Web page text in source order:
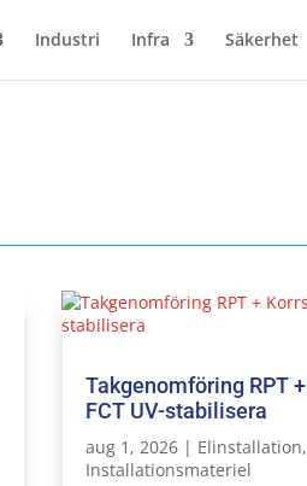
Industri Infra Säkerhet
Takgenomföring RPT
FCT UV-stabilisera
aug 1, 2026| Elinstallation,
Installationsmateriel